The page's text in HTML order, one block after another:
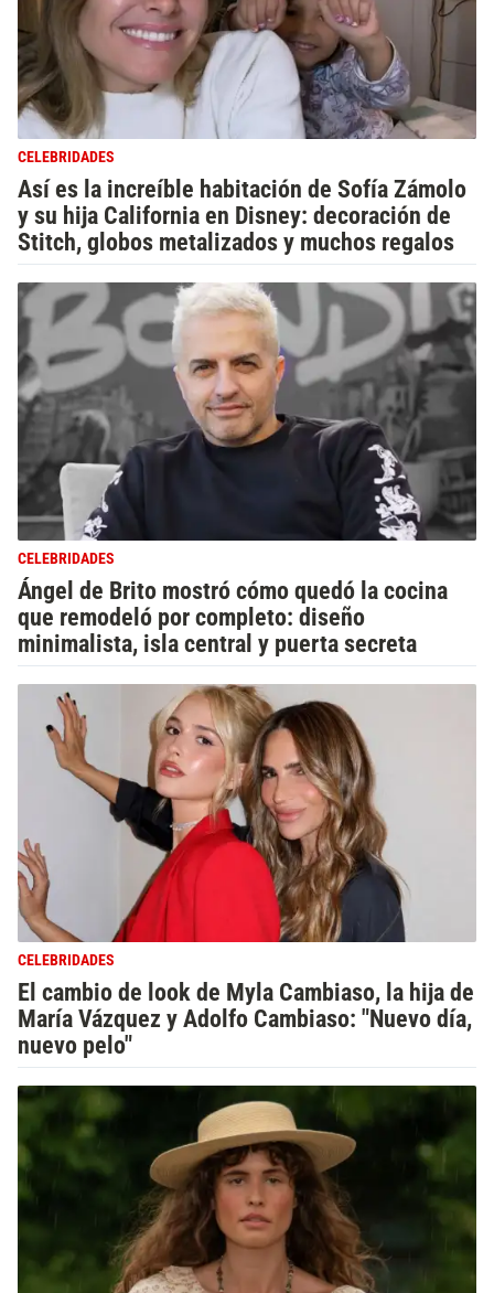
CELEBRIDADES
Así es la increíble habitación de Sofía Zámolo
y su hija California en Disney: decoración de
Stitch, globos metalizados y muchos regalos
CELEBRIDADES
Ángel de Brito mostró cómo quedó la cocina
que remodeló por completo: diseño
minimalista, isla central y puerta secreta
CELEBRIDADES
El cambio de look de Myla Cambiaso, la hija de
María Vázquez y Adolfo Cambiaso: "Nuevo día,
nuevo pelo"